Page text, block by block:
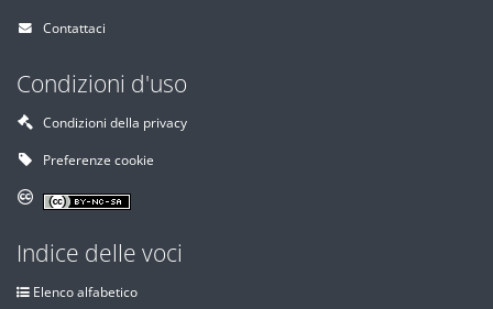
Contattaci
Condizioni d'uso
Condizioni della privacy
Preferenze cookie
Indice delle voci
Elenco alfabetico